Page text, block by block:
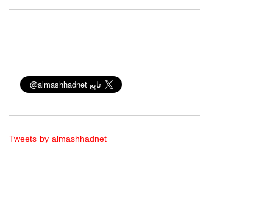
Tweets by almashhadnet